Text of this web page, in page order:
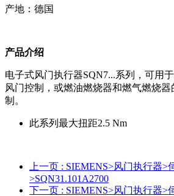
产地：德国
产品介绍
电子式风门执行器SQN7...系列，可用
风门控制，或燃油燃烧器和燃气燃烧
制。
此系列最大扭距2.5 Nm
上一页 : SIEMENS>风门执行器>
>SQN31.101A2700
下一页 : SIEMENS>风门执行器>